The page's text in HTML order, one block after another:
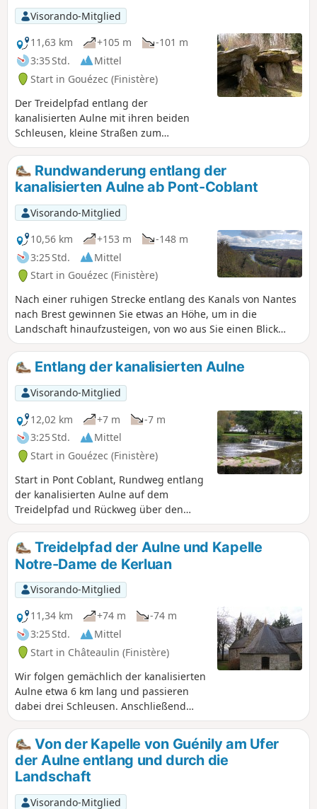
Visorando-Mitglied
11,63 km
+105 m
-101 m
3:35 Std.
Mittel
Start in Gouézec (Finistère)
Der Treidelpfad entlang der
kanalisierten Aulne mit ihren beiden
Schleusen, kleine Straßen zum
ländlichen Dorf Gouézec mit Blick auf
die Monts d'Arrée und Rückweg nach
Pont-Coblant über Wege mitten in der
Natur.Entlang der Strecke entdeckt man
eine schöne überdachte Allee.
Rundwanderung entlang der
kanalisierten Aulne ab Pont-Coblant
Visorando-Mitglied
10,56 km
+153 m
-148 m
3:25 Std.
Mittel
Start in Gouézec (Finistère)
Nach einer ruhigen Strecke entlang des Kanals von Nantes
nach Brest gewinnen Sie etwas an Höhe, um in die
Landschaft hinaufzusteigen, von wo aus Sie einen Blick
hinunter auf die Aulne, die Montagnes Noires und die
Monts d'Arrée haben.Sie erreichen Ihren Ausgangspunkt
wieder, nachdem Sie über kleine Landstraßen und
Hohlwege gewandert sind. Pont-Coblant liegt etwa 5 km von
Pleyben entfernt an der D785 in Richtung Briec.
Entlang der kanalisierten Aulne
Visorando-Mitglied
12,02 km
+7 m
-7 m
3:25 Std.
Mittel
Start in Gouézec (Finistère)
Start in Pont Coblant, Rundweg entlang
der kanalisierten Aulne auf dem
Treidelpfad und Rückweg über den
Gegen-Treidelpfad. Beste Zeit: ab
Frühlingsanfang.
Treidelpfad der Aulne und Kapelle
Notre-Dame de Kerluan
Visorando-Mitglied
11,34 km
+74 m
-74 m
3:25 Std.
Mittel
Start in Châteaulin (Finistère)
Wir folgen gemächlich der kanalisierten
Aulne etwa 6 km lang und passieren
dabei drei Schleusen. Anschließend
geht es über kleine Straßen hinauf zur
Kapelle Notre-Dame de Kerluan. Wir
steigen noch ein Stück weiter hinauf,
um schließlich wieder zum Ufer der
Aulne hinabzusteigen.
Von der Kapelle von Guénily am Ufer
der Aulne entlang und durch die
Landschaft
Visorando-Mitglied